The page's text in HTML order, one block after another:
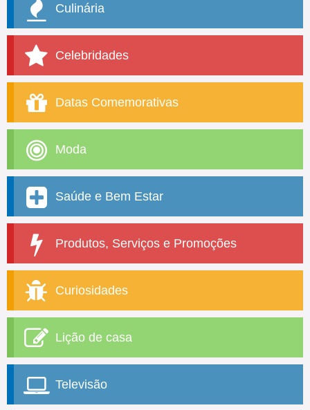
Culinária
Celebridades
Datas Comemorativas
Moda
Saúde e Bem Estar
Produtos, Serviços e Promoções
Curiosidades
Lição de casa
Televisão